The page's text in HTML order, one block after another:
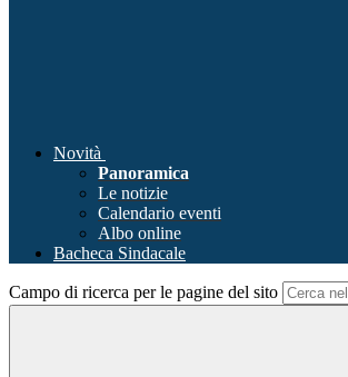
Novità
Panoramica
Le notizie
Calendario eventi
Albo online
Bacheca Sindacale
Campo di ricerca per le pagine del sito